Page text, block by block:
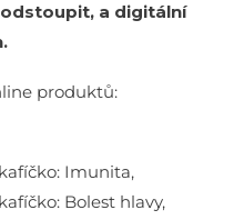
a digitální
produktů:
Imunita,
Bolest hlavy,